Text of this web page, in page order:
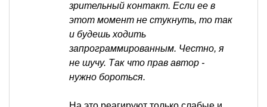
зрительный контакт. Если ее в
этот момент не стукнуть, то так
и будешь ходить
запрограммированным. Честно, я
не шучу. Так что прав автор -
нужно бороться.